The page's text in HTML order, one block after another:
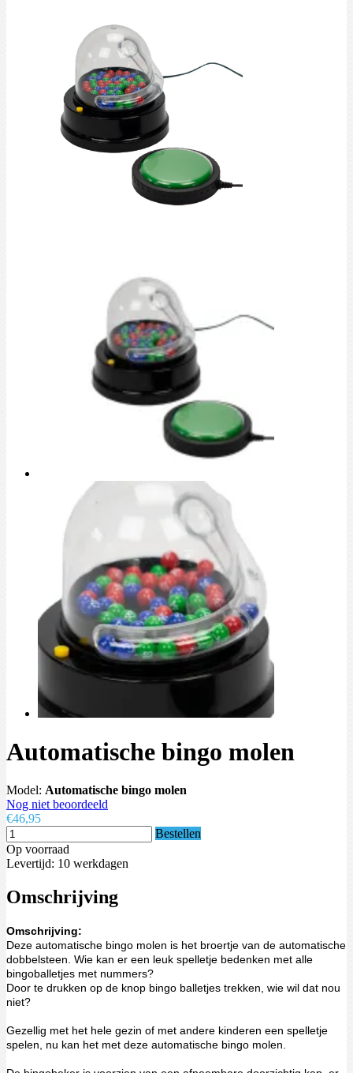
Automatische bingo molen
Model: Automatische bingo molen
Nog niet beoordeeld
€46,95
Bestellen
Op voorraad
Levertijd: 10 werkdagen
Omschrijving
Omschrijving:
Deze automatische bingo molen is het broertje van de automatische
dobbelsteen. Wie kan er een leuk spelletje bedenken met alle
bingoballetjes met nummers?
Door te drukken op de knop bingo balletjes trekken, wie wil dat nou
niet?
Gezellig met het hele gezin of met andere kinderen een spelletje
spelen, nu kan het met deze automatische bingo molen.